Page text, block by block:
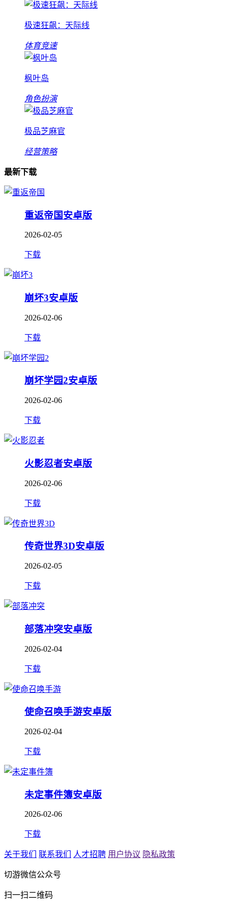
极速狂飙：天际线
体育竞速
枫叶岛
角色扮演
极品芝麻官
经营策略
最新下载
重返帝国安卓版
2026-02-05
下载
崩坏3安卓版
2026-02-06
下载
崩坏学园2安卓版
2026-02-06
下载
火影忍者安卓版
2026-02-06
下载
传奇世界3D安卓版
2026-02-05
下载
部落冲突安卓版
2026-02-04
下载
使命召唤手游安卓版
2026-02-04
下载
未定事件簿安卓版
2026-02-06
下载
关于我们 联系我们 人才招聘 用户协议 隐私政策
切游微信公众号
扫一扫二维码